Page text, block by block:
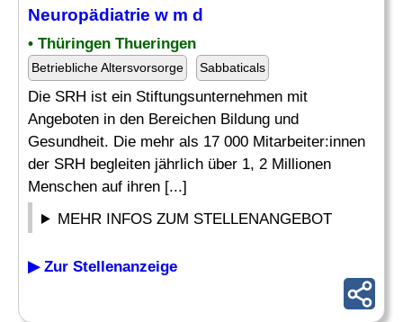
Neuropädiatrie w m d
• Thüringen Thueringen
Betriebliche Altersvorsorge Sabbaticals
Die SRH ist ein Stiftungsunternehmen mit
Angeboten in den Bereichen Bildung und
Gesundheit. Die mehr als 17 000 Mitarbeiter:innen
der SRH begleiten jährlich über 1, 2 Millionen
Menschen auf ihren [...]
MEHR INFOS ZUM STELLENANGEBOT
▶ Zur Stellenanzeige